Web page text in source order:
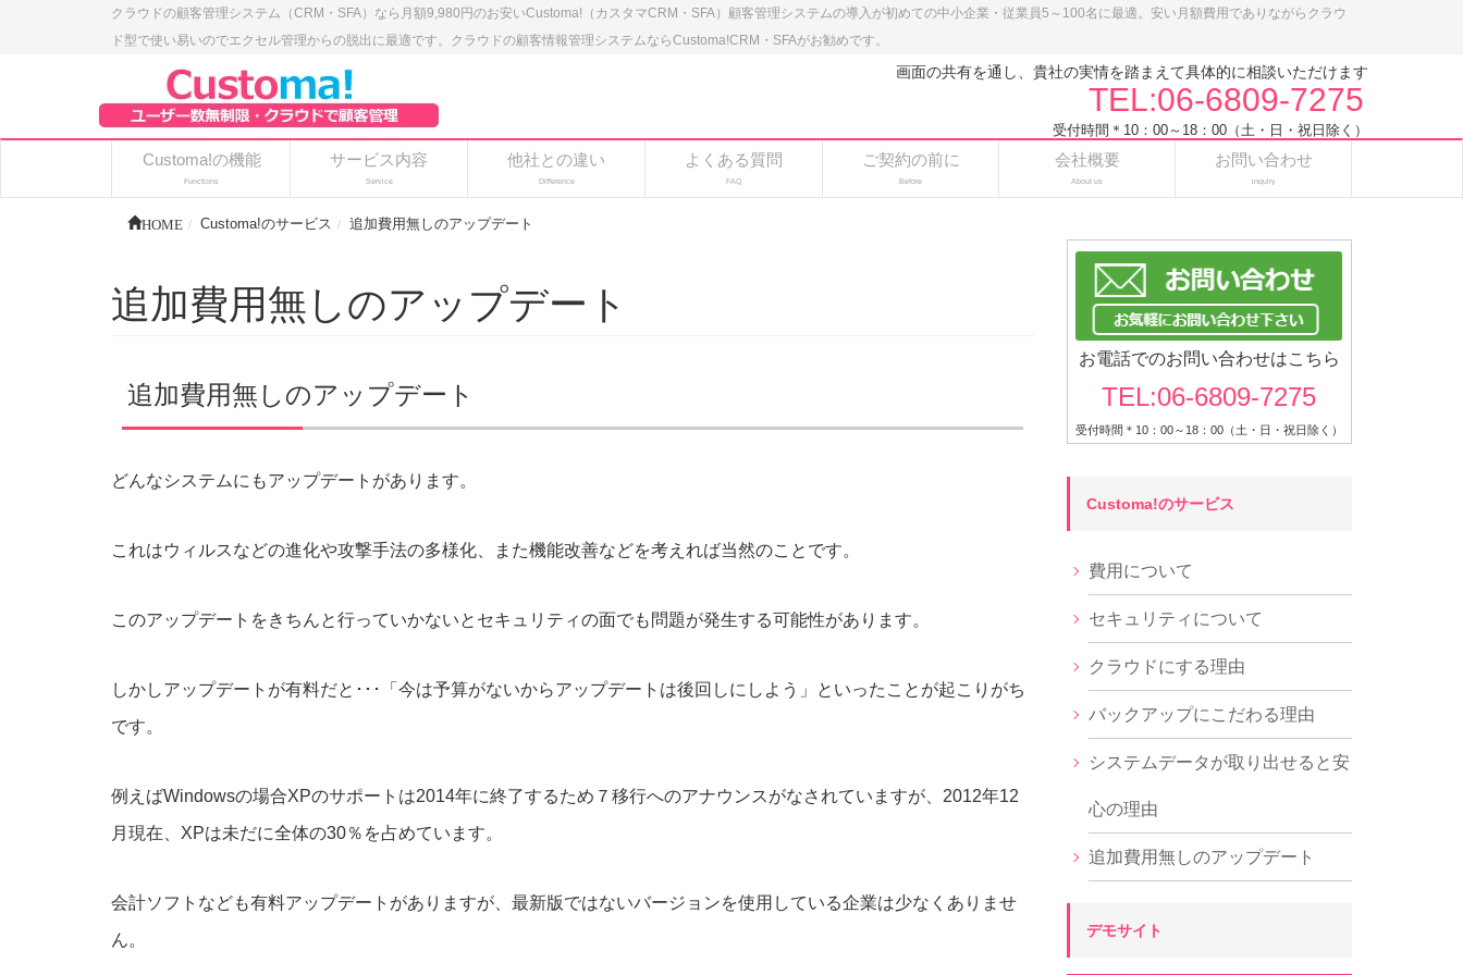
クラウドの顧客管理システム（CRM・SFA）なら月額9,980円のお安いCustoma!（カスタマCRM・SFA）顧客管理システムの導入が初めての中小企業・従業員5～100名に最適。安い月額費用でありながらクラウ
ド型で使い易いのでエクセル管理からの脱出に最適です。クラウドの顧客情報管理システムならCustoma!CRM・SFAがお勧めです。
画面の共有を通し、貴社の実情を踏まえて具体的に相談いただけます
TEL:06-6809-7275
受付時間＊10：00～18：00（土・日・祝日除く）
Customa!の機能
Functions
サービス内容
Service
他社との違い
Difference
よくある質問
FAQ
ご契約の前に
Before
会社概要
About us
お問い合わせ
inquiry
HOME Customa!のサービス 追加費用無しのアップデート
追加費用無しのアップデート
追加費用無しのアップデート
どんなシステムにもアップデートがあります。
これはウィルスなどの進化や攻撃手法の多様化、また機能改善などを考えれば当然のことです。
このアップデートをきちんと行っていかないとセキュリティの面でも問題が発生する可能性があります。
しかしアップデートが有料だと･･･「今は予算がないからアップデートは後回しにしよう」といったことが起こりがち
です。
例えばWindowsの場合XPのサポートは2014年に終了するため７移行へのアナウンスがなされていますが、2012年12
月現在、XPは未だに全体の30％を占めています。
会計ソフトなども有料アップデートがありますが、最新版ではないバージョンを使用している企業は少なくありませ
ん。
お電話でのお問い合わせはこちら
TEL:06-6809-7275
受付時間＊10：00～18：00（土・日・祝日除く）
Customa!のサービス
費用について
セキュリティについて
クラウドにする理由
バックアップにこだわる理由
システムデータが取り出せると安
心の理由
追加費用無しのアップデート
デモサイト